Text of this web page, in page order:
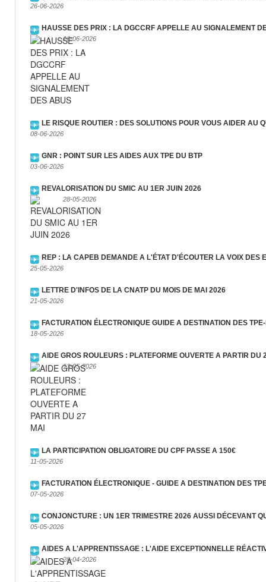
26-06-2026
HAUSSE DES PRIX : LA DGCCRF APPELLE AU SIGNALEMENT
16-06-2026
LE RISQUE ROUTIER : DES SOLUTIONS POUR VOUS AIDER AU
08-06-2026
GNR : POINT SUR LES AIDES AUX TPE DU BTP
03-06-2026
REVALORISATION DU SMIC AU 1ER JUIN 2026
28-05-2026
REP : LA CAPEB DEMANDE A L'ÉTAT D'ÉCOUTER LA VOIX DES
25-05-2026
LETTRE D'INFOS DE LA CNATP DU MOIS DE MAI 2026
21-05-2026
FACTURATION ÉLECTRONIQUE GUIDE A DESTINATION DES
18-05-2026
AIDE GROS ROULEURS : PLATEFORME OUVERTE A PARTIR DU
13-05-2026
LA PARTICIPATION OBLIGATOIRE DU CPF PASSE A 150€
11-05-2026
FACTURATION ÉLECTRONIQUE - GUIDE A DESTINATION DES
07-05-2026
CONJONCTURE : UN 1ER TRIMESTRE 2026 AUSSI DÉCEVANT
05-05-2026
AIDES A L'APPRENTISSAGE : L'AIDE EXCEPTIONNELLE
28-04-2026